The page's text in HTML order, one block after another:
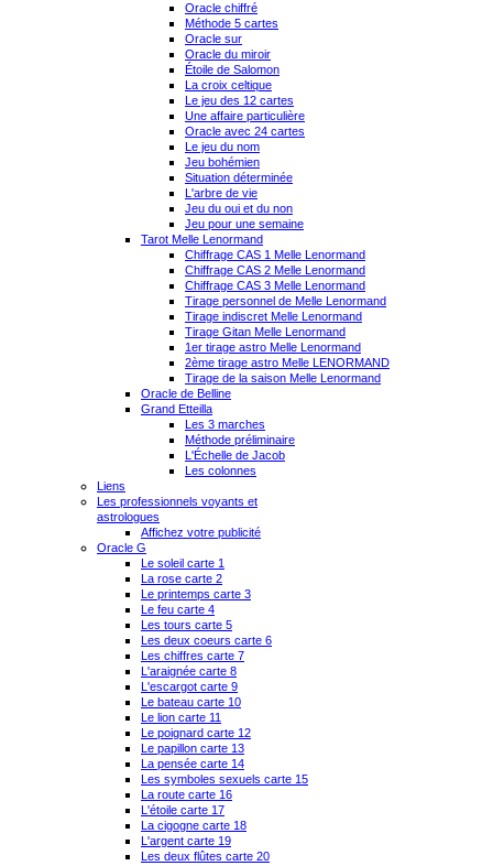
Oracle chiffré
Méthode 5 cartes
Oracle sur
Oracle du miroir
Étoile de Salomon
La croix celtique
Le jeu des 12 cartes
Une affaire particulière
Oracle avec 24 cartes
Le jeu du nom
Jeu bohémien
Situation déterminée
L'arbre de vie
Jeu du oui et du non
Jeu pour une semaine
Tarot Melle Lenormand
Chiffrage CAS 1 Melle Lenormand
Chiffrage CAS 2 Melle Lenormand
Chiffrage CAS 3 Melle Lenormand
Tirage personnel de Melle Lenormand
Tirage indiscret Melle Lenormand
Tirage Gitan Melle Lenormand
1er tirage astro Melle Lenormand
2ème tirage astro Melle LENORMAND
Tirage de la saison Melle Lenormand
Oracle de Belline
Grand Etteilla
Les 3 marches
Méthode préliminaire
L'Échelle de Jacob
Les colonnes
Liens
Les professionnels voyants et
astrologues
Affichez votre publicité
Oracle G
Le soleil carte 1
La rose carte 2
Le printemps carte 3
Le feu carte 4
Les tours carte 5
Les deux coeurs carte 6
Les chiffres carte 7
L'araignée carte 8
L'escargot carte 9
Le bateau carte 10
Le lion carte 11
Le poignard carte 12
Le papillon carte 13
La pensée carte 14
Les symboles sexuels carte 15
La route carte 16
L'étoile carte 17
La cigogne carte 18
L'argent carte 19
Les deux flûtes carte 20